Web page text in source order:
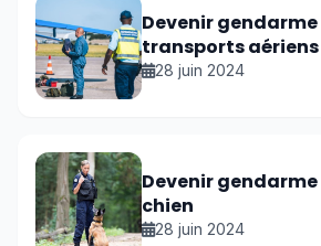
Devenir gendarme
transports aériens
28 juin 2024
Devenir
chien
28 juin 2024